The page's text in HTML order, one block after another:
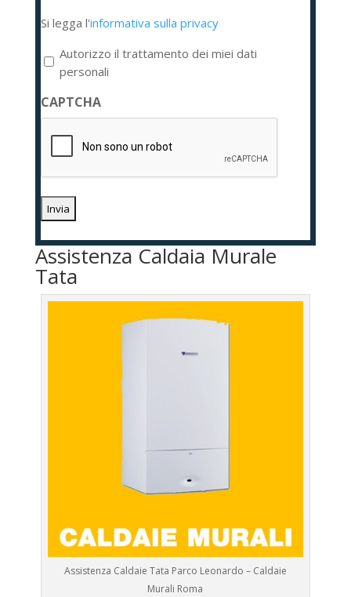
legga
l'informativa
sulla
privacy
*
Si legga l'informativa sulla privacy
Autorizzo il trattamento dei miei dati
personali
CAPTCHA
Assistenza Caldaia Murale
Tata
Assistenza Caldaie Tata Parco Leonardo – Caldaie
Murali Roma